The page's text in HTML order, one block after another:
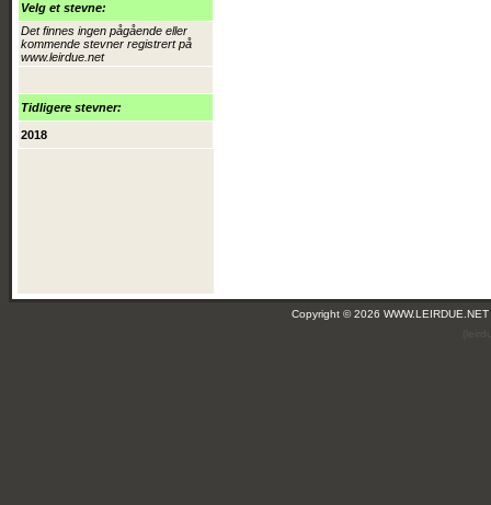
Velg et stevne:
Det finnes ingen pågående eller
kommende stevner registrert på
www.leirdue.net
Tidligere stevner:
2018
Copyright © 2026